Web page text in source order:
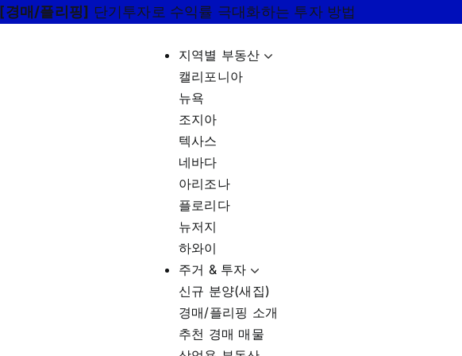
[경매/플리핑] 단기투자로 수익률 극대화하는 투자 방법
지역별 부동산
캘리포니아
뉴욕
조지아
텍사스
네바다
아리조나
플로리다
뉴저지
하와이
주거 & 투자
신규 분양(새집)
경매/플리핑 소개
추천 경매 매물